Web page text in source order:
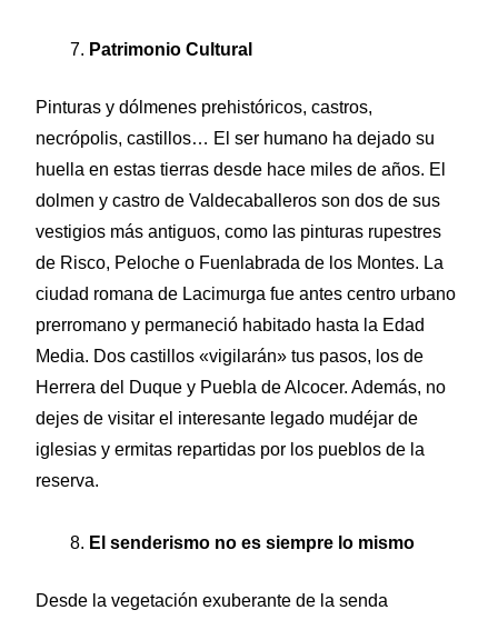
Patrimonio Cultural
Pinturas y dólmenes prehistóricos, castros,
necrópolis, castillos… El ser humano ha dejado su
huella en estas tierras desde hace miles de años. El
dolmen y castro de Valdecaballeros son dos de sus
vestigios más antiguos, como las pinturas rupestres
de Risco, Peloche o Fuenlabrada de los Montes. La
ciudad romana de Lacimurga fue antes centro urbano
prerromano y permaneció habitado hasta la Edad
Media. Dos castillos «vigilarán» tus pasos, los de
Herrera del Duque y Puebla de Alcocer. Además, no
dejes de visitar el interesante legado mudéjar de
iglesias y ermitas repartidas por los pueblos de la
reserva.
El senderismo no es siempre lo mismo
Desde la vegetación exuberante de la senda